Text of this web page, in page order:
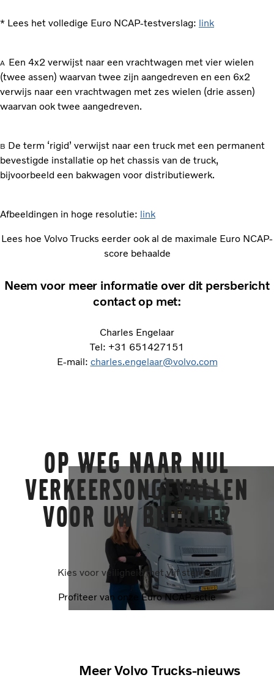
* Lees het volledige Euro NCAP-testverslag: link
A Een 4x2 verwijst naar een vrachtwagen met vier wielen
(twee assen) waarvan twee zijn aangedreven en een 6x2
verwijs naar een vrachtwagen met zes wielen (drie assen)
waarvan ook twee aangedreven.
B De term ‘rigid’ verwijst naar een truck met een permanent
bevestigde installatie op het chassis van de truck,
bijvoorbeeld een bakwagen voor distributiewerk.
Afbeeldingen in hoge resolutie: link
Lees hoe Volvo Trucks eerder ook al de maximale Euro NCAP-
score behaalde
Neem voor meer informatie over dit persbericht
contact op met:
Charles Engelaar
Tel: +31 651427151
E-mail: charles.engelaar@volvo.com
Op weg naar nul
verkeersongevallen
voor uw bedrijf?
Kies voor veiligheid met vijf sterren.
Profiteer van onze Euro NCAP-actie
Meer Volvo Trucks-nieuws